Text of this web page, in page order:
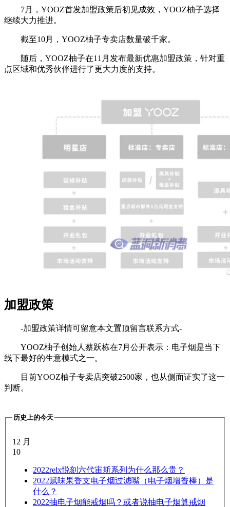
7月，YOOZ首发加盟政策后初见成效，YOOZ柚子选择
继续大力推进。
截至10月，YOOZ柚子专卖店数量破千家。
随后，YOOZ柚子在11月发布最新优惠加盟政策，针对重
点区域和优秀伙伴进行了更大力度的支持。
加盟政策
-加盟政策详情可留意本文置顶留言联系方式-
YOOZ柚子创始人蔡跃栋在7月公开表示：电子烟是当下
线下最好的生意模式之一。
目前YOOZ柚子专卖店突破2500家，也从侧面证实了这一
判断。
历史上的今天
12 月
10
2022relx悦刻六代宙斯系列为什么那么贵？
2022赋味果香支电子烟过滤嘴（电子烟增香棒）是
什么？
2022抽电子烟能戒烟吗？或者说抽电子烟算戒烟